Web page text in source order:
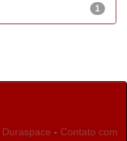
1
Duraspace - Contato com